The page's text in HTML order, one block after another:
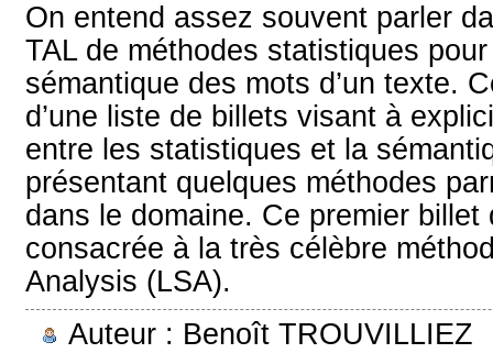
On entend assez souvent parler
TAL de méthodes statistiques
sémantique des mots d’un texte.
d’une liste de billets visant à
entre les statistiques et la
présentant quelques méthodes
dans le domaine. Ce premier billet
consacrée à la très célèbre
Analysis (LSA).
Auteur : Benoît TROUVILLIEZ